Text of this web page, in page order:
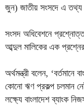
জুন) জাতীয় সংসদে এ তথ্য
সংসদ অধিবেশনে
আব্দুল মালিকের এক
অর্থমন্ত্রী বলেন, ‘বর্তমানে
কোনো ঋণ প্রকল্প চলমান
লক্ষ্যে বাংলাদেশ ব্যাংক